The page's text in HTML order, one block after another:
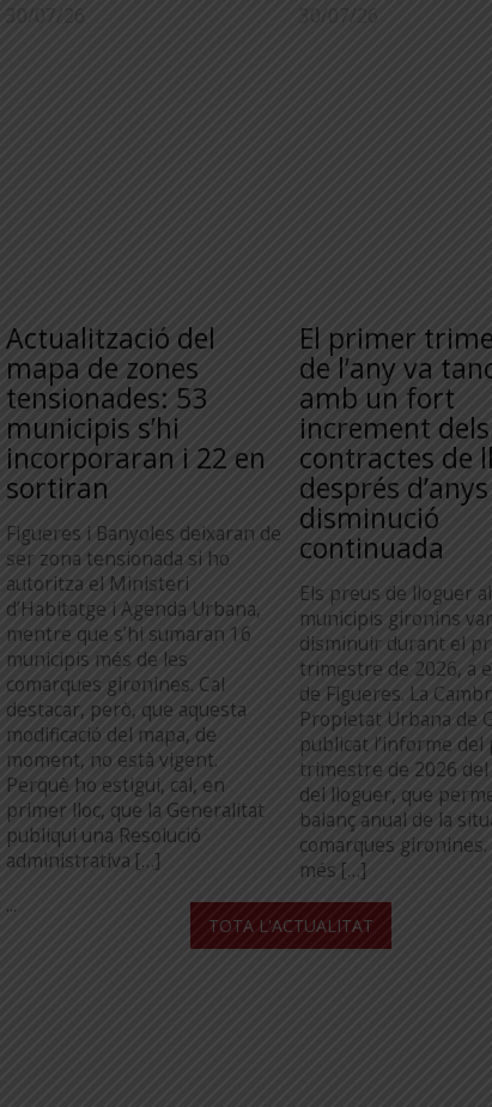
30/07/26
Actualització del
mapa de zones
tensionades: 53
municipis s’hi
incorporaran i 22 en
sortiran
Figueres i Banyoles deixaran de
ser zona tensionada si ho
autoritza el Ministeri
d’Habitatge i Agenda Urbana,
mentre que s’hi sumaran 16
municipis més de les
comarques gironines. Cal
destacar, però, que aquesta
modificació del mapa, de
moment, no està vigent.
Perquè ho estigui, cal, en
primer lloc, que la Generalitat
publiqui una Resolució
administrativa […]
...
30/07/26
El primer
de l’any va
amb un fort
increment dels
contractes de
després
disminució
continuada
Els preus de lloguer
municipis gironins
disminuir durant el
trimestre de 2026, a
de Figueres. La
Propietat Urbana de
publicat l’informe
trimestre de 2026
del lloguer, que
balanç anual de la
comarques gironines.
més […]
...
TOTA L'ACTUALITAT